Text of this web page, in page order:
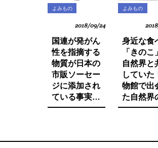
よみもの
2018/09/24
国連が発がん
性を指摘する
物質が日本の
市販ソーセー
ジに添加され
ている事実を
ご存知です
子供に食べさ
よみもの
身近な食
「きのこ
自然界と
していた
物館で出
た自然界
則と栄養